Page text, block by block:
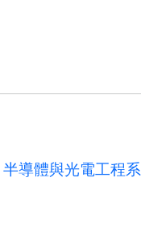
半導體與光電工程系